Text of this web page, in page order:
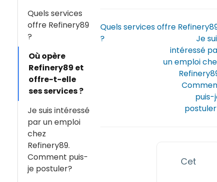
Quels services
offre Refinery89
?
Où opère
Refinery89 et
offre-t-elle
ses services ?
Je suis intéressé
par un emploi
chez
Refinery89.
Comment puis-
je postuler?
Quels services offre
?
Je
intéressé
un emploi
puis-
Cet